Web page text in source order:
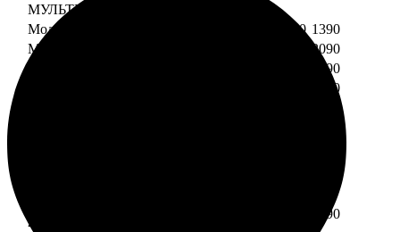
МУЛЬТИПЕНОКАРТОН
Модульный пенокартон из двух частей 20х20 1390
Модульный пенокартон из трех частей 20х20
2090
1590
2390
2990
20х45
3990